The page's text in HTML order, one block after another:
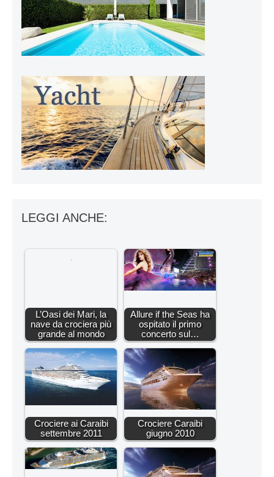
LEGGI ANCHE:
L’Oasi dei Mari, la
nave da crociera più
grande al mondo
Allure if the Seas ha
ospitato il primo
concerto sul…
Crociere ai Caraibi
settembre 2011
Crociere Caraibi
giugno 2010